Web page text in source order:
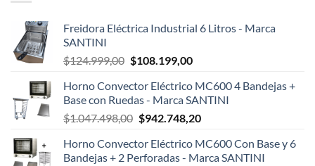
Freidora Eléctrica Industrial 6 Litros - Marca
SANTINI
$124.999,00 El
original
era:
$124.999,00.
$108.199,00El
actual
es:
$108.199,00.
Horno Convector Eléctrico MC600 4 Bandejas +
Base con Ruedas - Marca SANTINI
$1.047.498,00 El
original
era:
$942.748,20El
actual
es:
Horno Convector Eléctrico MC600 Con Base y 6
Bandejas + 2 Perforadas - Marca SANTINI